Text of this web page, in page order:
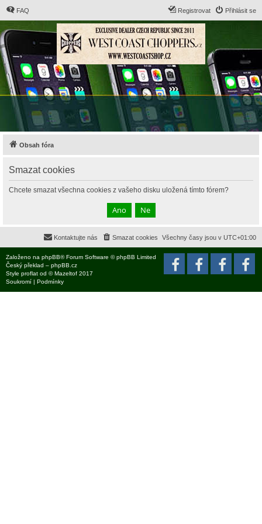
FAQ Přihlásit se
Registrovat
Obsah fóra
Smazat cookies
Chcete smazat všechna cookies z vašeho disku uložená tímto fórem?
Všechny časy jsou v UTC+01:00
Smazat cookies
Kontaktujte nás
Založeno na phpBB® Forum Software © phpBB Limited
Český překlad – phpBB.cz
Style proflat od ©Mazeltof 2017
Soukromí | Podmínky